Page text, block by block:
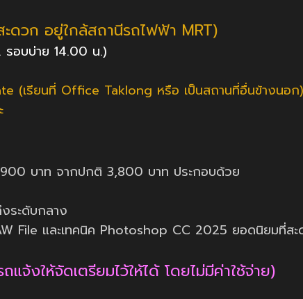
ดวก อยู่ใกล้สถานีรถไฟฟ้า MRT)
รอบบ่าย 14.00 น.)
(เรียนที่ Office Taklong หรือ เป็นสถานที่อื่นข้างนอก)
บาท จากปกติ 3,800 บาท ประกอบด้วย
ระดับกลาง
File และเทคนิค Photoshop CC 2025 ยอดนิยมที่สะ
จ้งให้จัดเตรียมไว้ให้ได้ โดยไม่มีค่าใช้จ่าย)